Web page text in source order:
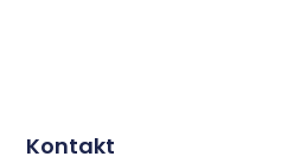
Kontakt